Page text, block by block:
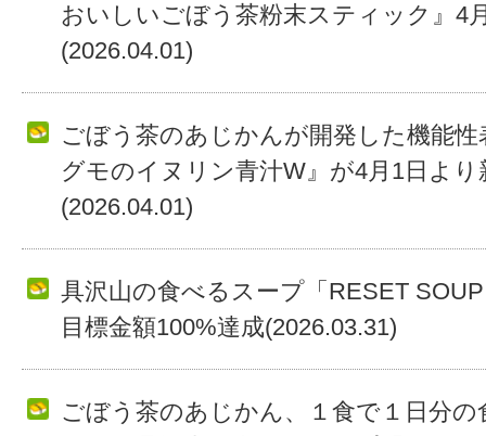
おいしいごぼう茶粉末スティック』4
(2026.04.01)
ごぼう茶のあじかんが開発した機能性
グモのイヌリン青汁W』が4月1日より
(2026.04.01)
具沢山の食べるスープ「RESET
目標金額100%達成(2026.03.31)
ごぼう茶のあじかん、１食で１日分の